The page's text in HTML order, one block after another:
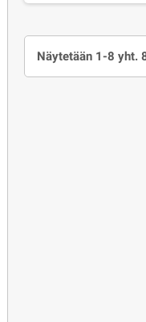
Näytetään 1-8 yht.